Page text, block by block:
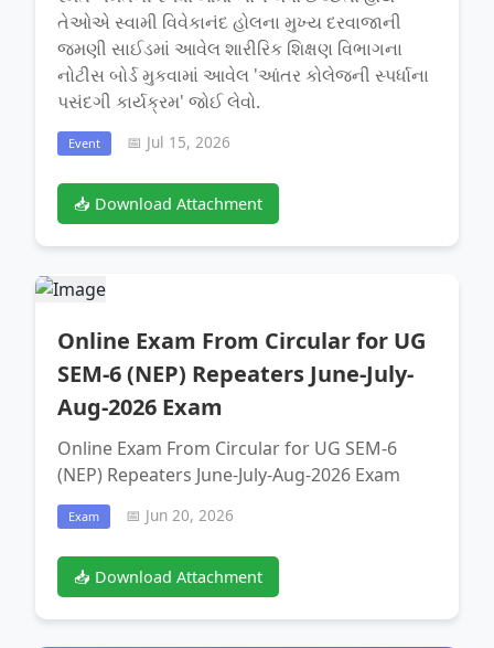
તેઓએ સ્વામી વિવેકાનંદ હોલના મુખ્ય દરવાજાની
જમણી સાઈડમાં આવેલ શારીરિક શિક્ષણ વિભાગના
નોટીસ બોર્ડ મુકવામાં આવેલ 'આંતર કોલેજની સ્પર્ધાના
પસંદગી કાર્યક્રમ' જોઈ લેવો.
Event 📅 Jul 15, 2026
📥 Download Attachment
Online Exam From Circular for UG
SEM-6 (NEP) Repeaters June-July-
Aug-2026 Exam
Online Exam From Circular for UG SEM-6
(NEP) Repeaters June-July-Aug-2026 Exam
Exam 📅 Jun 20, 2026
📥 Download Attachment